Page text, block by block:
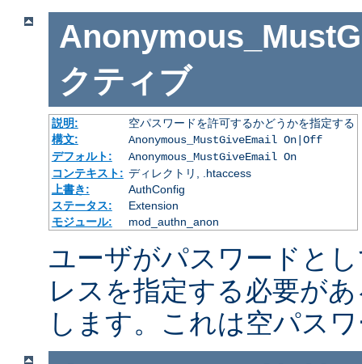
クティブ
説明:
空パスワードを許可するかどうかを指定する
構文:
Anonymous_MustGiveEmail On|Off
デフォルト:
Anonymous_MustGiveEmail On
コンテキスト: ディレクトリ, .htaccess
上書き:
AuthConfig
ステータス:
Extension
モジュール:
mod_authn_anon
ユーザがパスワードと
レスを指定する必要が
します。これは空パス